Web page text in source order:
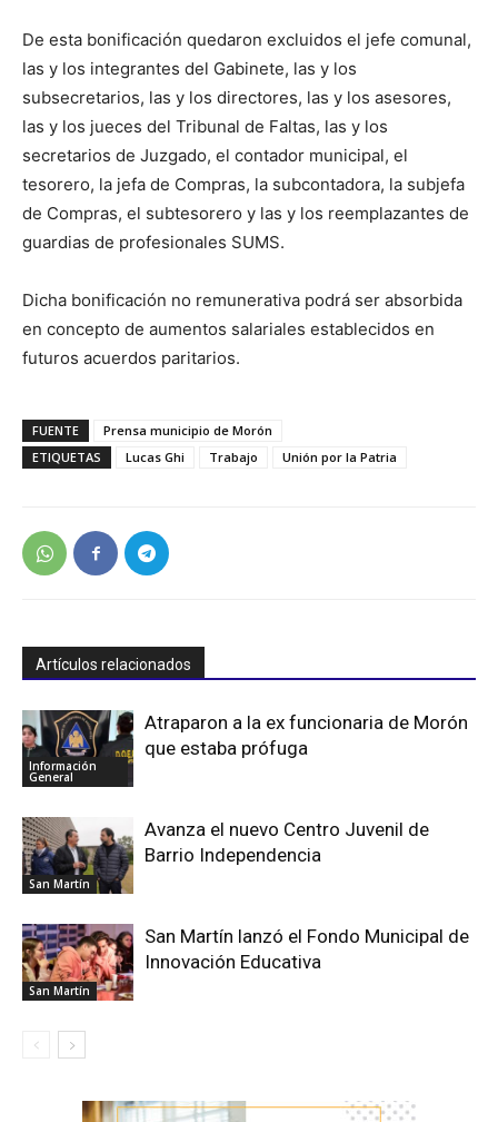
De esta bonificación quedaron excluidos el jefe comunal,
las y los integrantes del Gabinete, las y los
subsecretarios, las y los directores, las y los asesores,
las y los jueces del Tribunal de Faltas, las y los
secretarios de Juzgado, el contador municipal, el
tesorero, la jefa de Compras, la subcontadora, la subjefa
de Compras, el subtesorero y las y los reemplazantes de
guardias de profesionales SUMS.
Dicha bonificación no remunerativa podrá ser absorbida
en concepto de aumentos salariales establecidos en
futuros acuerdos paritarios.
FUENTE
Prensa municipio de Morón
ETIQUETAS
Lucas Ghi Trabajo Unión por la Patria
Artículos relacionados
Información
General
Atraparon a la ex funcionaria de Morón
que estaba prófuga
San Martín
Avanza el nuevo Centro Juvenil de
Barrio Independencia
San Martín
San Martín lanzó el Fondo Municipal de
Innovación Educativa